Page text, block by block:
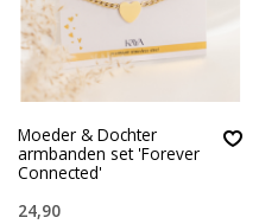
Moeder & Dochter
armbanden set 'Forever
Connected'
24,90